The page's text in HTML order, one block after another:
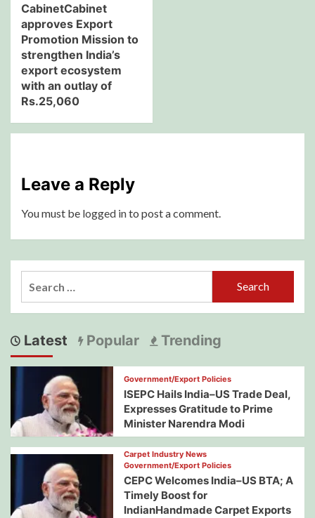
CabinetCabinet
approves Export
Promotion Mission to
strengthen India’s
export ecosystem
with an outlay of
Rs.25,060
Leave a Reply
You must be logged into post a comment.
Latest Popular Trending
Government/Export Policies
ISEPC Hails India–US Trade Deal,
Expresses Gratitude to Prime
Minister Narendra Modi
Carpet Industry News
Government/Export Policies
CEPC Welcomes India–US BTA; A
Timely Boost for
IndianHandmade Carpet Exports